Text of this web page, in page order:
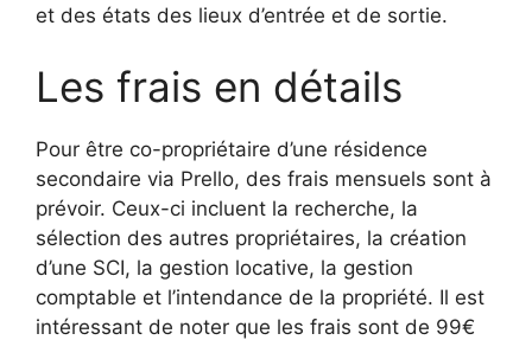
et des états des lieux d’entrée et de sortie.
Les frais en détails
Pour être co-propriétaire d’une résidence
secondaire via Prello, des frais mensuels sont à
prévoir. Ceux-ci incluent la recherche, la
sélection des autres propriétaires, la création
d’une SCI, la gestion locative, la gestion
comptable et l’intendance de la propriété. Il est
intéressant de noter que les frais sont de 99€